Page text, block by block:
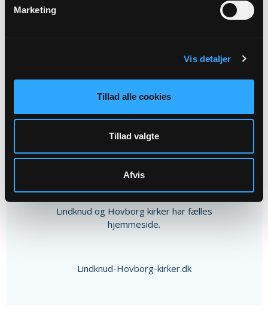
Marketing
Vis detaljer
Tillad alle cookies
Tillad valgte
Afvis
Hjemmeside
Lindknud og Hovborg kirker har fælles
hjemmeside.
Lindknud-Hovborg-kirker.dk